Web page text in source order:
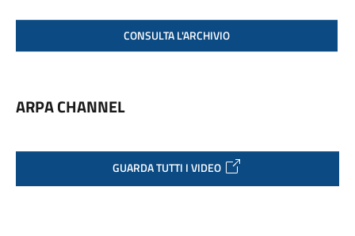
CONSULTA L'ARCHIVIO
ARPA CHANNEL
GUARDA TUTTI I VIDEO